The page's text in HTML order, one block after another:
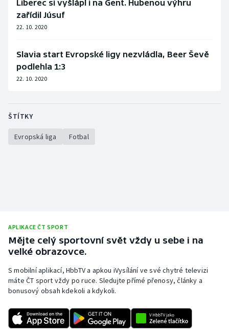
Liberec si vyšlápl i na Gent. Hubenou výhru
zařídil Júsuf
22. 10. 2020
Slavia start Evropské ligy nezvládla, Beer Ševě
podlehla 1:3
22. 10. 2020
ŠTÍTKY
Evropská liga Fotbal
APLIKACE ČT SPORT
Mějte celý sportovní svět vždy u sebe i na
velké obrazovce.
S mobilní aplikací, HbbTV a apkou iVysílání ve své chytré televizi
máte ČT sport vždy po ruce. Sledujte přímé přenosy, články a
bonusový obsah kdekoli a kdykoli.